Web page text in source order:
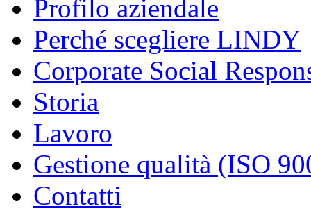
Profilo aziendale
Perché scegliere LINDY
Corporate Social
Storia
Lavoro
Gestione qualità (ISO
Contatti